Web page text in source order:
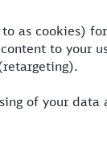
RB,RE,ICE